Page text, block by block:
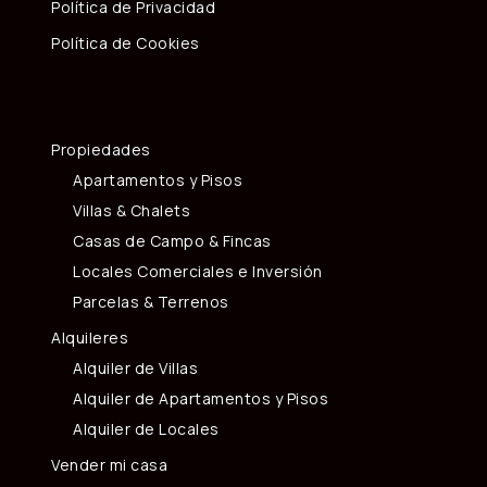
Política de Privacidad
Política de Cookies
Propiedades
Apartamentos y Pisos
Villas & Chalets
Casas de Campo & Fincas
Locales Comerciales e Inversión
Parcelas & Terrenos
Alquileres
Alquiler de Villas
Alquiler de Apartamentos y Pisos
Alquiler de Locales
Vender mi casa